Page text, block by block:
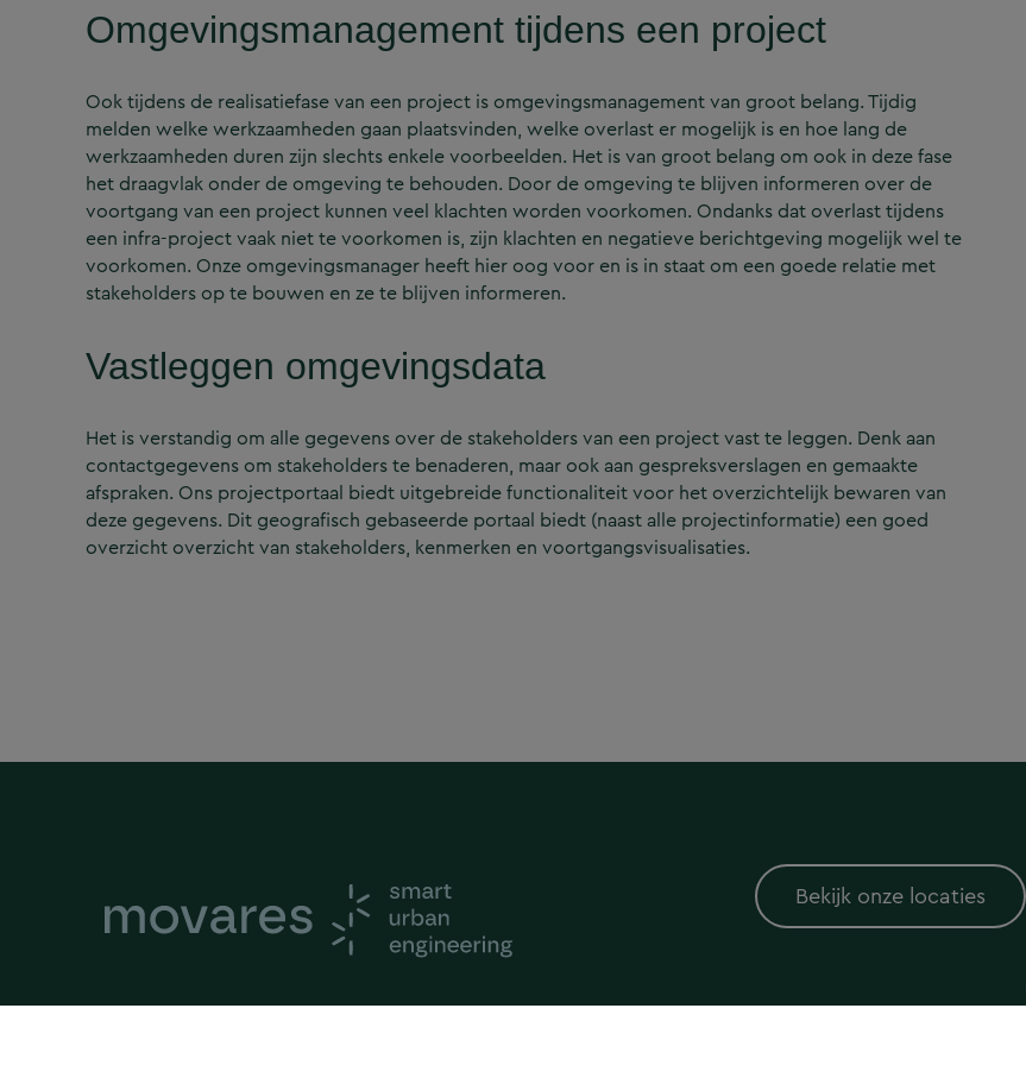
Omgevingsmanagement tijdens een project
Ook tijdens de realisatiefase van een project is omgevingsmanagement van groot belang. Tijdig
melden welke werkzaamheden gaan plaatsvinden, welke overlast er mogelijk is en hoe lang de
werkzaamheden duren zijn slechts enkele voorbeelden. Het is van groot belang om ook in deze fase
het draagvlak onder de omgeving te behouden. Door de omgeving te blijven informeren over de
voortgang van een project kunnen veel klachten worden voorkomen. Ondanks dat overlast tijdens
een infra-project vaak niet te voorkomen is, zijn klachten en negatieve berichtgeving mogelijk wel te
voorkomen. Onze omgevingsmanager heeft hier oog voor en is in staat om een goede relatie met
stakeholders op te bouwen en ze te blijven informeren.
Vastleggen omgevingsdata
Het is verstandig om alle gegevens over de stakeholders van een project vast te leggen. Denk aan
contactgegevens om stakeholders te benaderen, maar ook aan gespreksverslagen en gemaakte
afspraken. Ons projectportaal biedt uitgebreide functionaliteit voor het overzichtelijk bewaren van
deze gegevens. Dit geografisch gebaseerde portaal biedt (naast alle projectinformatie) een goed
overzicht overzicht van stakeholders, kenmerken en voortgangsvisualisaties.
Bekijk onze locaties